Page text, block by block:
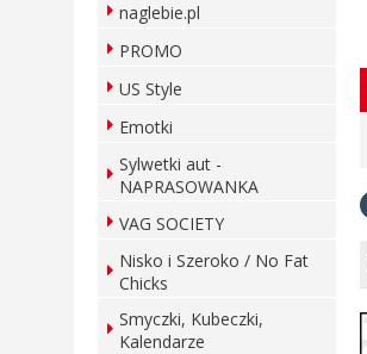
naglebie.pl
PROMO
US Style
Emotki
Sylwetki aut -
NAPRASOWANKA
VAG SOCIETY
Nisko i Szeroko / No Fat
Chicks
Smyczki, Kubeczki,
Kalendarze